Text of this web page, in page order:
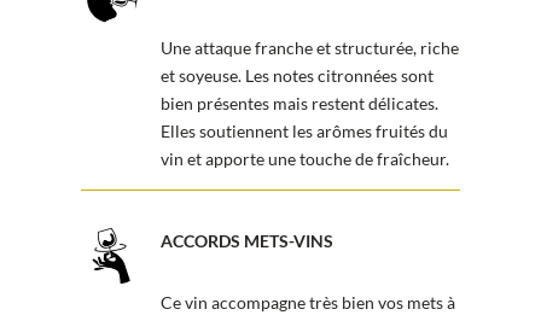
Une attaque franche et structurée, riche
et soyeuse. Les notes citronnées sont
bien présentes mais restent délicates.
Elles soutiennent les arômes fruités du
vin et apporte une touche de fraîcheur.
ACCORDS METS-VINS
Ce vin accompagne très bien vos mets à